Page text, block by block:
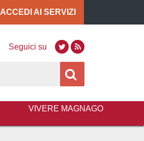
ACCEDI AI SERVIZI
Seguici su TwitterRSS
VIVERE MAGNAGO